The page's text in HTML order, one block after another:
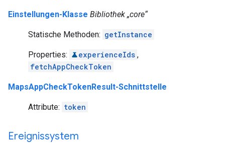
Einstellungen-Klasse Bibliothek „core“
Statische Methoden: getInstance
Properties: experienceIds ,
fetchAppCheckToken
MapsAppCheckTokenResult-Schnittstelle
Attribute: token
Ereignissystem